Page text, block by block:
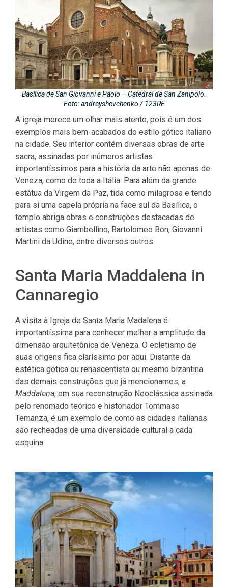
Basílica de San Giovanni e Paolo – Catedral de San Zanipolo.
Foto: andreyshevchenko / 123RF
A igreja merece um olhar mais atento, pois é um dos
exemplos mais bem-acabados do estilo gótico italiano
na cidade. Seu interior contém diversas obras de arte
sacra, assinadas por inúmeros artistas
importantíssimos para a história da arte não apenas de
Veneza, como de toda a Itália. Para além da grande
estátua da Virgem da Paz, tida como milagrosa e tendo
para si uma capela própria na face sul da Basílica, o
templo abriga obras e construções destacadas de
artistas como Giambellino, Bartolomeo Bon, Giovanni
Martini da Udine, entre diversos outros.
Santa Maria Maddalena in
Cannaregio
A visita à Igreja de Santa Maria Madalena é
importantíssima para conhecer melhor a amplitude da
dimensão arquitetônica de Veneza. O ecletismo de
suas origens fica claríssimo por aqui. Distante da
estética gótica ou renascentista ou mesmo bizantina
das demais construções que já mencionamos, a
Maddalena, em sua reconstrução Neoclássica assinada
pelo renomado teórico e historiador Tommaso
Temanza, é um exemplo de como as cidades italianas
são recheadas de uma diversidade cultural a cada
esquina.